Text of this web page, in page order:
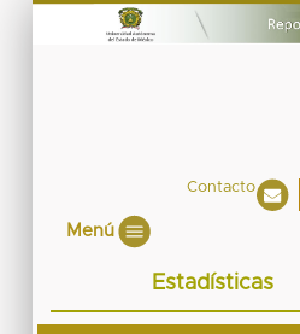
Contacto
Menú
Estadísticas